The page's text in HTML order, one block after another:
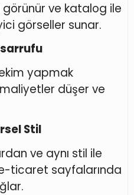
ve katalog ile
görseller sunar.
yapmak
düşer ve
Stil
ve aynı stil ile
ticaret sayfalarında